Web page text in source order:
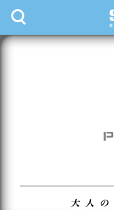
toggle
navigation